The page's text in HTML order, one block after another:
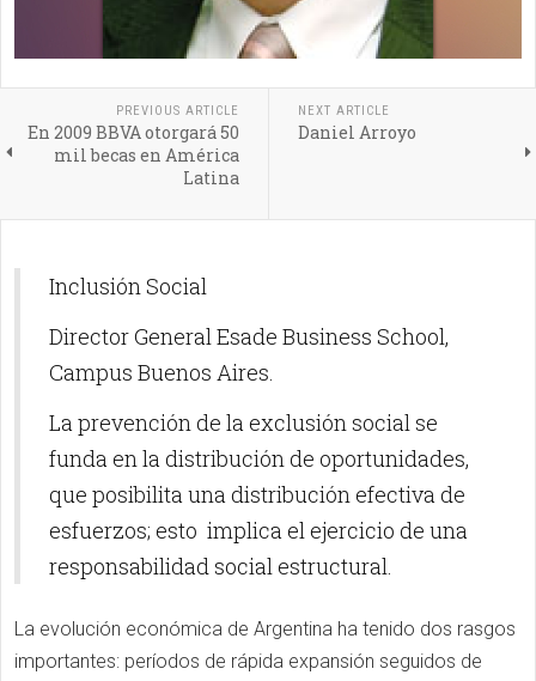
PREVIOUS ARTICLE
En 2009 BBVA otorgará 50
mil becas en América
Latina
NEXT ARTICLE
Daniel Arroyo
Inclusión Social
Director General Esade Business School,
Campus Buenos Aires.
La prevención de la exclusión social se
funda en la distribución de oportunidades,
que posibilita una distribución efectiva de
esfuerzos; esto implica el ejercicio de una
responsabilidad social estructural.
La evolución económica de Argentina ha tenido dos rasgos
importantes: períodos de rápida expansión seguidos de